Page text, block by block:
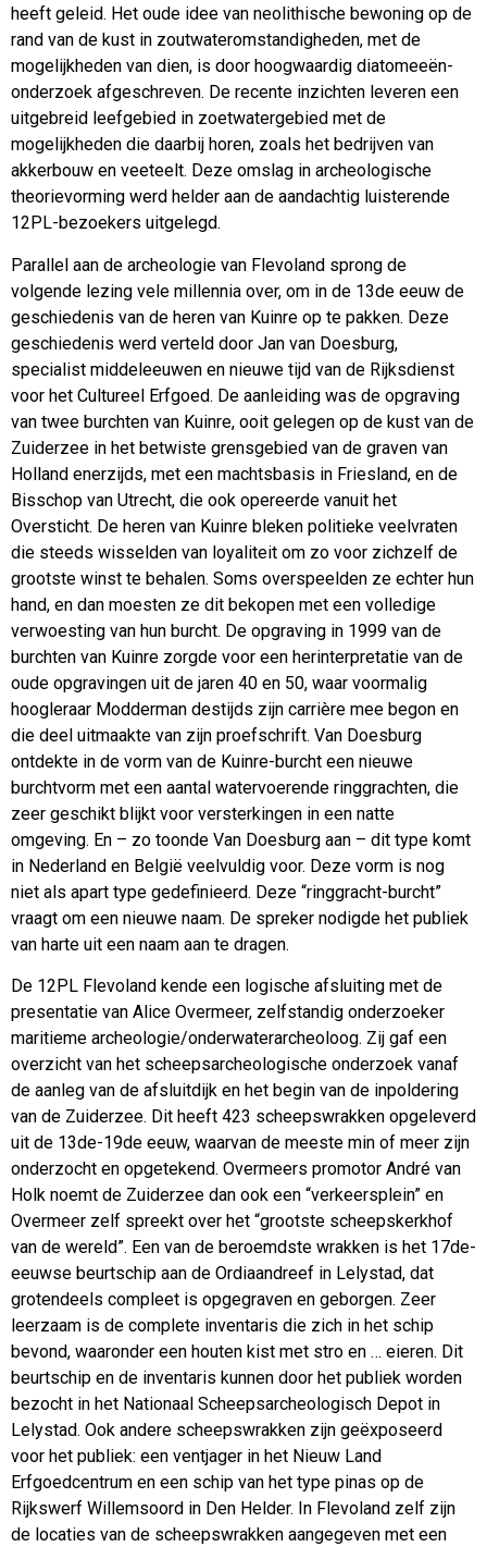
heeft geleid. Het oude idee van neolithische bewoning op de
rand van de kust in zoutwateromstandigheden, met de
mogelijkheden van dien, is door hoogwaardig diatomeeën-
onderzoek afgeschreven. De recente inzichten leveren een
uitgebreid leefgebied in zoetwatergebied met de
mogelijkheden die daarbij horen, zoals het bedrijven van
akkerbouw en veeteelt. Deze omslag in archeologische
theorievorming werd helder aan de aandachtig luisterende
12PL-bezoekers uitgelegd.
Parallel aan de archeologie van Flevoland sprong de
volgende lezing vele millennia over, om in de 13de eeuw de
geschiedenis van de heren van Kuinre op te pakken. Deze
geschiedenis werd verteld door Jan van Doesburg,
specialist middeleeuwen en nieuwe tijd van de Rijksdienst
voor het Cultureel Erfgoed. De aanleiding was de opgraving
van twee burchten van Kuinre, ooit gelegen op de kust van de
Zuiderzee in het betwiste grensgebied van de graven van
Holland enerzijds, met een machtsbasis in Friesland, en de
Bisschop van Utrecht, die ook opereerde vanuit het
Oversticht. De heren van Kuinre bleken politieke veelvraten
die steeds wisselden van loyaliteit om zo voor zichzelf de
grootste winst te behalen. Soms overspeelden ze echter hun
hand, en dan moesten ze dit bekopen met een volledige
verwoesting van hun burcht. De opgraving in 1999 van de
burchten van Kuinre zorgde voor een herinterpretatie van de
oude opgravingen uit de jaren 40 en 50, waar voormalig
hoogleraar Modderman destijds zijn carrière mee begon en
die deel uitmaakte van zijn proefschrift. Van Doesburg
ontdekte in de vorm van de Kuinre-burcht een nieuwe
burchtvorm met een aantal watervoerende ringgrachten, die
zeer geschikt blijkt voor versterkingen in een natte
omgeving. En – zo toonde Van Doesburg aan – dit type komt
in Nederland en België veelvuldig voor. Deze vorm is nog
niet als apart type gedefinieerd. Deze “ringgracht-burcht”
vraagt om een nieuwe naam. De spreker nodigde het publiek
van harte uit een naam aan te dragen.
De 12PL Flevoland kende een logische afsluiting met de
presentatie van Alice Overmeer, zelfstandig onderzoeker
maritieme archeologie/onderwaterarcheoloog. Zij gaf een
overzicht van het scheepsarcheologische onderzoek vanaf
de aanleg van de afsluitdijk en het begin van de inpoldering
van de Zuiderzee. Dit heeft 423 scheepswrakken opgeleverd
uit de 13de-19de eeuw, waarvan de meeste min of meer zijn
onderzocht en opgetekend. Overmeers promotor André van
Holk noemt de Zuiderzee dan ook een “verkeersplein” en
Overmeer zelf spreekt over het “grootste scheepskerkhof
van de wereld”. Een van de beroemdste wrakken is het 17de-
eeuwse beurtschip aan de Ordiaandreef in Lelystad, dat
grotendeels compleet is opgegraven en geborgen. Zeer
leerzaam is de complete inventaris die zich in het schip
bevond, waaronder een houten kist met stro en … eieren. Dit
beurtschip en de inventaris kunnen door het publiek worden
bezocht in het Nationaal Scheepsarcheologisch Depot in
Lelystad. Ook andere scheepswrakken zijn geëxposeerd
voor het publiek: een ventjager in het Nieuw Land
Erfgoedcentrum en een schip van het type pinas op de
Rijkswerf Willemsoord in Den Helder. In Flevoland zelf zijn
de locaties van de scheepswrakken aangegeven met een